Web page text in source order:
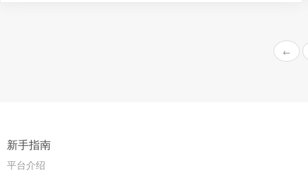
←
新手指南
平台介绍